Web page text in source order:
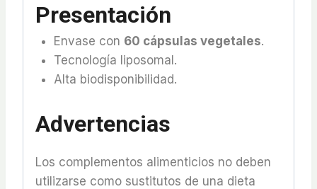
Presentación
Envase con 60 cápsulas vegetales.
Tecnología liposomal.
Alta biodisponibilidad.
Advertencias
Los complementos alimenticios no deben
utilizarse como sustitutos de una dieta